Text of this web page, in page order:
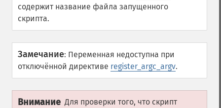
содержит название файла запущенного
скрипта.
Замечание: Переменная недоступна при
отключённой директиве register_argc_argv.
Внимание Для проверки того, что скрипт